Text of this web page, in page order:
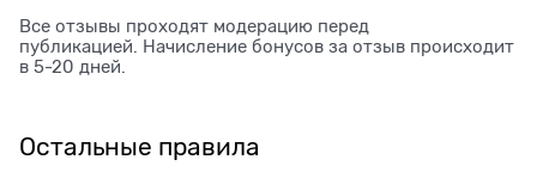
Все отзывы проходят модерацию перед
публикацией. Начисление бонусов за отзыв происходит
в 5-20 дней.
Остальные правила